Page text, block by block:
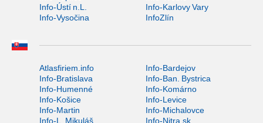
Info-Ústí n.L.
Info-Karlovy Vary
Info-Vysočina
InfoZlín
Atlasfiriem.info
Info-Bardejov
Info-Bratislava
Info-Ban. Bystrica
Info-Humenné
Info-Komárno
Info-Košice
Info-Levice
Info-Martin
Info-Michalovce
Info-L. Mikuláš
Info-Nitra.sk